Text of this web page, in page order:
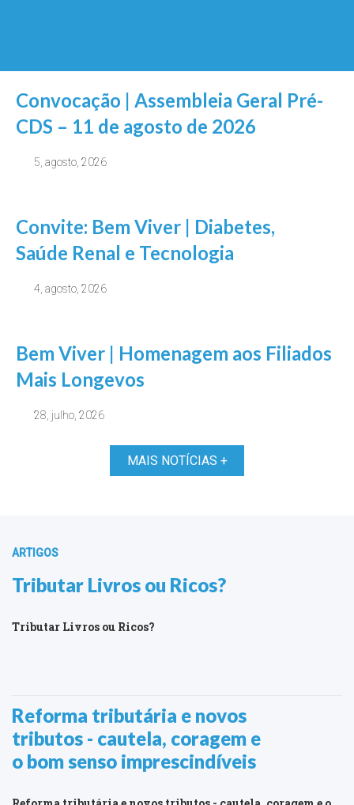
Convocação | Assembleia Geral Pré-
CDS – 11 de agosto de 2026
5, agosto, 2026
Convite: Bem Viver | Diabetes,
Saúde Renal e Tecnologia
4, agosto, 2026
Bem Viver | Homenagem aos Filiados
Mais Longevos
28, julho, 2026
MAIS NOTÍCIAS +
ARTIGOS
Tributar Livros ou Ricos?
Tributar Livros ou Ricos?
Reforma tributária e novos
tributos - cautela, coragem e
o bom senso imprescindíveis